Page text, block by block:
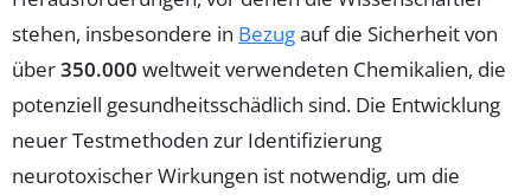
stehen, insbesondere in Bezugauf die Sicherheit von
über350.000 weltweit verwendeten Chemikalien, die
potenziell gesundheitsschädlich sind. Die Entwicklung
neuer Testmethoden zur Identifizierung
neurotoxischer Wirkungen ist notwendig, um die